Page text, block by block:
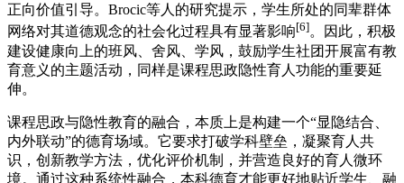
正向价值引导。Brocic等人的研究提示，学生所处的同辈群体
网络对其道德观念的社会化过程具有显著影响[6]。因此，积极
建设健康向上的班风、舍风、学风，鼓励学生社团开展富有教
育意义的主题活动，同样是课程思政隐性育人功能的重要延
伸。
课程思政与隐性教育的融合，本质上是构建一个“显隐结合、
内外联动”的德育场域。它要求打破学科壁垒，凝聚育人共
识，创新教学方法，优化评价机制，并营造良好的育人微环
境。通过这种系统性融合，本科德育才能更好地贴近学生、融